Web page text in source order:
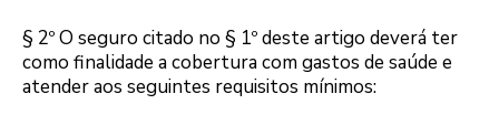
§ 2º O seguro citado no § 1º deste artigo deverá ter
como finalidade a cobertura com gastos de saúde e
atender aos seguintes requisitos mínimos: